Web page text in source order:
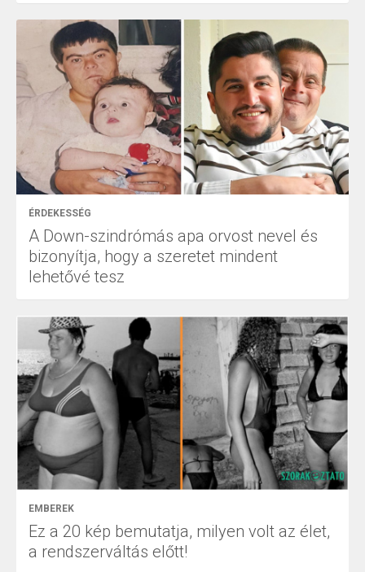
ÉRDEKESSÉG
A Down-szindrómás apa orvost nevel és
bizonyítja, hogy a szeretet mindent
lehetővé tesz
EMBEREK
Ez a 20 kép bemutatja, milyen volt az élet,
a rendszerváltás előtt!